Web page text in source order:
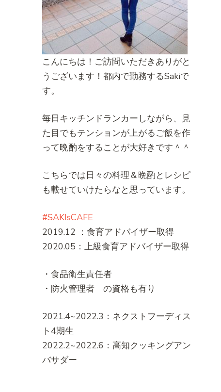
こんにちは！ご訪問いただきありがと
うございます！都内で勤務するSakiで
す。
毎日キッチンドランカーしながら、見
た目でもテンションが上がるご飯を作
って晩酌をすることが大好きです＾＾
こちらでは日々の料理＆晩酌とレシピ
も載せていけたらなと思っています。
#SAKIsCAFE
2019.12 ：食育アドバイザー取得
2020.05：上級食育アドバイザー取得
・食品衛生責任者
・防火管理者 の資格も有り
2021.4~2022.3：ネクストフーディス
ト4期生
2022.2~2022.6：高知クッキングアン
バサダー